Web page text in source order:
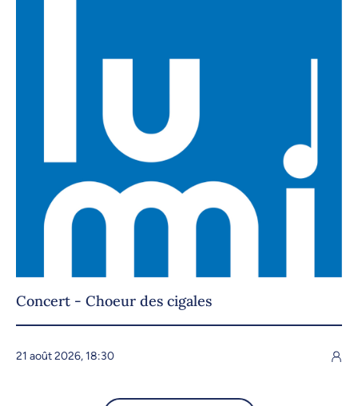
Concert - Choeur des cigales
21 août 2026, 18:30